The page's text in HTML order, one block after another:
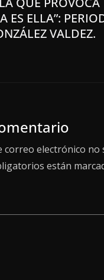
ES ELLA”:
VALDEZ.
correo electrónico no
están